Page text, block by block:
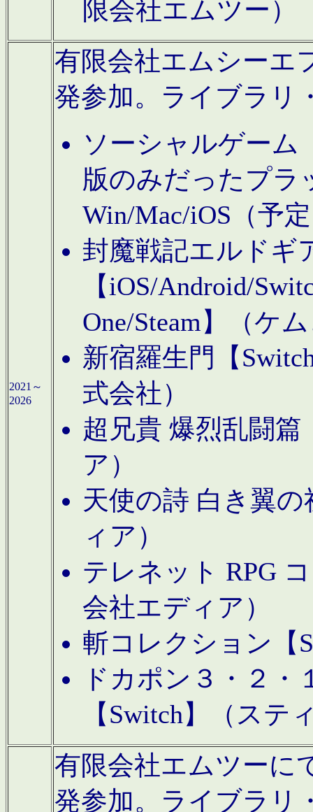
限会社エムツー）
2021～
2026
有限会社エムシーエ
発参加。ライブラリ
ソーシャルゲーム
版のみだったプラ
Win/Mac/iOS（予
封魔戦記エルドギ
【iOS/Android/
One/Steam】（ケ
新宿羅生門【
式会社）
超兄貴 爆烈乱闘篇
ア）
天使の詩 白き翼
ィア）
テレネット RPG
会社エディア）
斬コレクション【
ドカポン３・２
【Switch】（ステ
有限会社エムツーに
発参加。ライブラリ